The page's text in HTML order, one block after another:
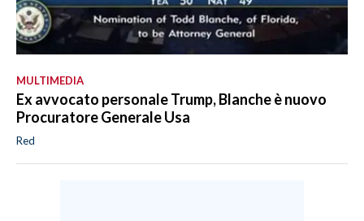
MULTIMEDIA
Ex avvocato personale Trump, Blanche è nuovo
Procuratore Generale Usa
Red